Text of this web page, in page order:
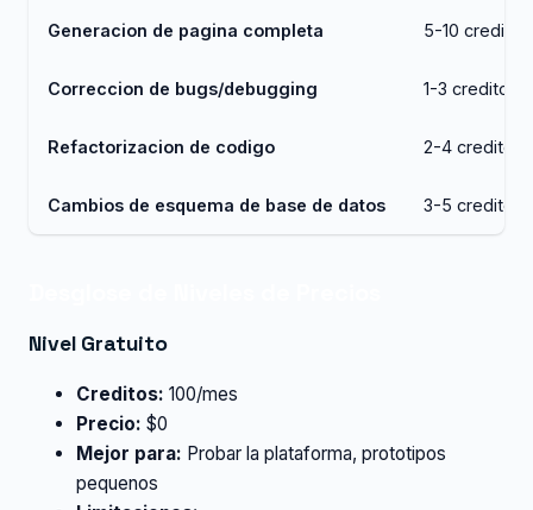
Generacion de pagina completa 5-10 creditos
Correccion de bugs/debugging 1-3 creditos
Refactorizacion de codigo 2-4 creditos
Cambios de esquema de base de datos 3-5 creditos
Nivel Gratuito
Creditos: 100/mes
Precio: $0
Mejor para: Probar la plataforma, prototipos
pequenos